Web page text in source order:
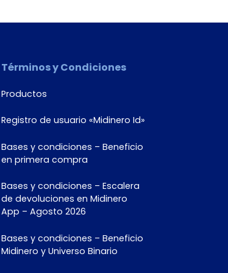
Términos y Condiciones
Productos
Registro de usuario «Midinero Id»
Bases y condiciones – Beneficio
en primera compra
Bases y condiciones – Escalera
de devoluciones en Midinero
App – Agosto 2026
Bases y condiciones – Beneficio
Midinero y Universo Binario